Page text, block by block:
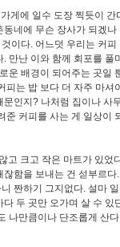
게에 일수 도장 찍듯이
네에 무슨 장사가 되겠
이다. 어느덧 우리는 커
만난 이와 함께 회포를
운 배경이 되어주는 곳일
피는 밥 보다 더 자주 마셔
문인지? 나처럼 집이나 사
준 커피를 사는 게 일상이
고 크고 작은 마트가 있
함을 보내는 건 섣부르
짠하기 그지없다. 설마
두 곳만 오가며 살 수
나만큼이나 단조롭게 산